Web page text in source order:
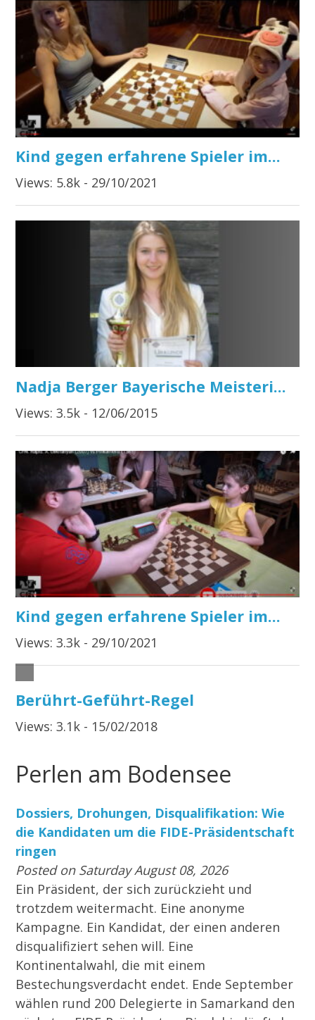
Perlen am Bodensee
Dossiers, Drohungen, Disqualifikation: Wie
die Kandidaten um die FIDE-Präsidentschaft
ringen
Posted on Saturday August 08, 2026
Ein Präsident, der sich zurückzieht und
trotzdem weitermacht. Eine anonyme
Kampagne. Ein Kandidat, der einen anderen
disqualifiziert sehen will. Eine
Kontinentalwahl, die mit einem
Bestechungsverdacht endet. Ende September
wählen rund 200 Delegierte in Samarkand den